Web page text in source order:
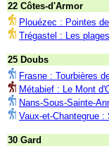
22 Côtes-d'Armor
Plouézec : Pointes
Trégastel : Les
25 Doubs
Frasne : Tourbières
Métabief : Le Mont
Nans-Sous-Sainte-
Vaux-et-Chantegrue
30 Gard